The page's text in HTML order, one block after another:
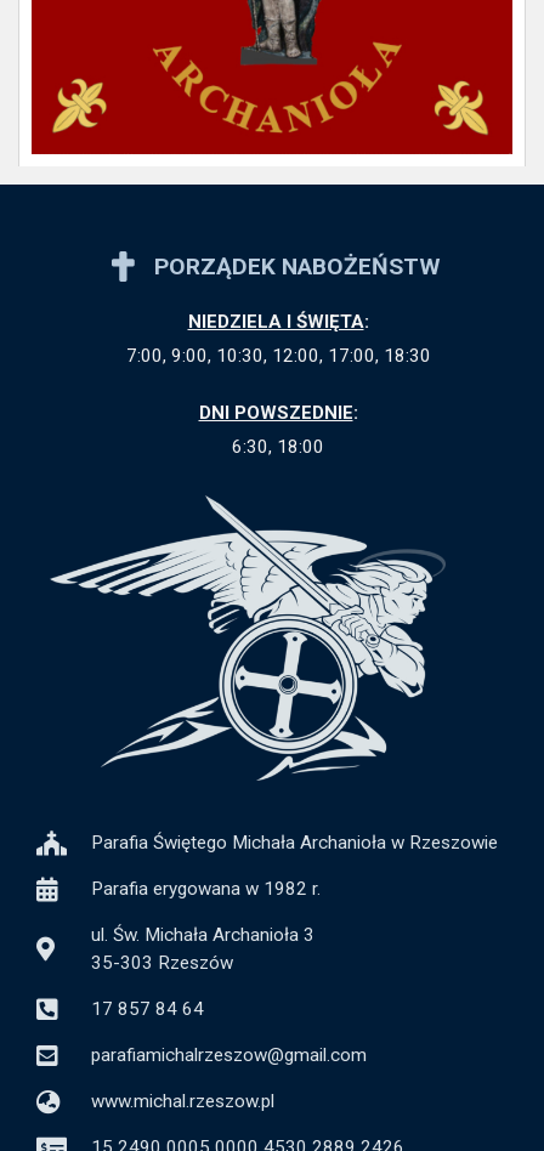
Parafia Świętego Michała Archanioła w Rzeszowie
Parafia erygowana w 1982 r.
ul. Św. Michała Archanioła 3
35-303 Rzeszów
17 857 84 64
parafiamichalrzeszow@gmail.com
www.michal.rzeszow.pl
PORZĄDEK NABOŻEŃSTW
NIEDZIELA I ŚWIĘTA:
7:00, 9:00, 10:30, 12:00, 17:00, 18:30
DNI POWSZEDNIE:
6:30, 18:00